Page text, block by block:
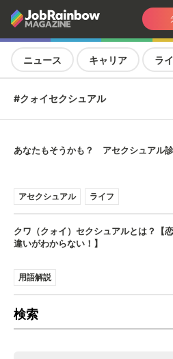
ニュース キャリア ラ
#クォイセクシュアル
あなたもそうかも？ アセクシュアル
アセクシュアル ライフ
クワ（クォイ）セクシュアルとは？【
違いがわからない！】
用語解説
検索